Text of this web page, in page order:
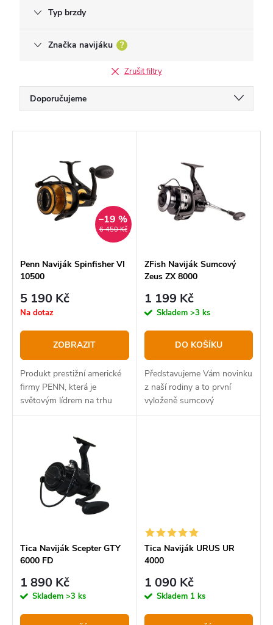
Typ brzdy
Značka navijáku ?
Zrušit filtry
a
z
o
d
u
ů
Doporučujeme
Nejprodávanější
Abecedně
r
o
d
u
t
ů
6 450 Kč
–19 %
Penn Naviják Spinfisher VI
10500
5 190 Kč
Na dotaz
ZOBRAZIT
Produkt prestižní americké
firmy PENN, která je
světovým lídrem na trhu
mořského a sumcové
ZFish Naviják Sumcový
Zeus ZX 8000
1 199 Kč
Skladem >3 ks
DO KOŠÍKU
Představujeme Vám novinku
z naší rodiny a to první
vyloženě sumcový
naviják ZEUS ZX 8000.
Tica Naviják Scepter GTY
6000 FD
1 890 Kč
Skladem >3 ks
Tica Naviják URUS UR
4000
1 090 Kč
Skladem 1 ks